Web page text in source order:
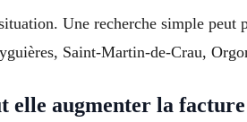
Une recherche simple peut
Saint-Martin-de-Crau,
elle augmenter la facture